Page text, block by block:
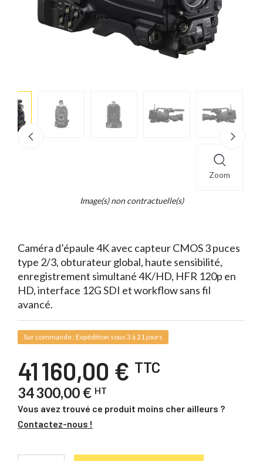
Zoom
Image(s) non contractuelle(s)
Caméra d’épaule 4K avec capteur CMOS 3 puces
type 2/3, obturateur global, haute sensibilité,
enregistrement simultané 4K/HD, HFR 120p en
HD, interface 12G SDI et workflow sans fil
avancé.
Sur commande : Expédition sous 3 à 21 jours
41 160,00 € TTC
34 300,00 € HT
Vous avez trouvé ce produit moins cher ailleurs ?
Contactez-nous !